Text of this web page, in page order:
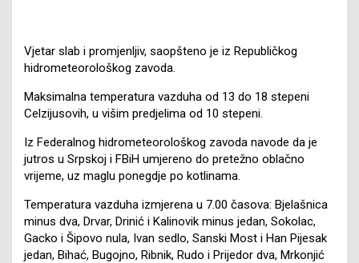
Vjetar slab i promjenljiv, saopšteno je iz Republičkog
hidrometeorološkog zavoda.
Maksimalna temperatura vazduha od 13 do 18 stepeni
Celzijusovih, u višim predjelima od 10 stepeni.
Iz Federalnog hidrometeorološkog zavoda navode da je
jutros u Srpskoj i FBiH umjereno do pretežno oblačno
vrijeme, uz maglu ponegdje po kotlinama.
Temperatura vazduha izmjerena u 7.00 časova: Bjelašnica
minus dva, Drvar, Drinić i Kalinovik minus jedan, Sokolac,
Gacko i Šipovo nula, Ivan sedlo, Sanski Most i Han Pijesak
jedan, Bihać, Bugojno, Ribnik, Rudo i Prijedor dva, Mrkonjić